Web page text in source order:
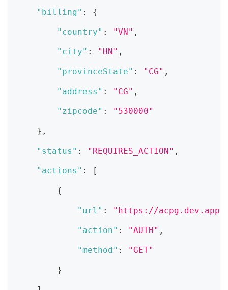
"billing" : {
"country" : "VN" ,
"city" : "HN" ,
"provinceState" : "CG" ,
"address" : "CG" ,
"zipcode" : "530000"
} ,
"status" : "REQUIRES_ACTION" ,
"actions" : [
{
"url" : "https://
"action" : "AUTH" ,
"method" : "GET"
}